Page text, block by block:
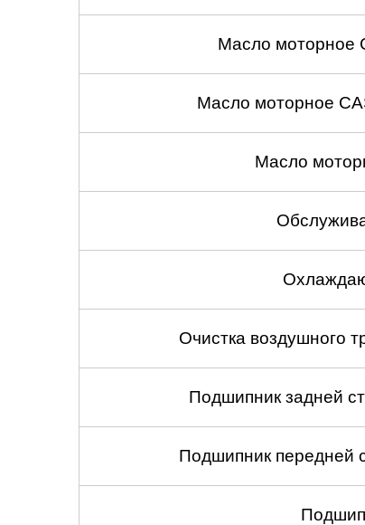
Масло моторное
Масло моторное
Масло
Очистка воздушного
Подшипник задней
Подшипник передней